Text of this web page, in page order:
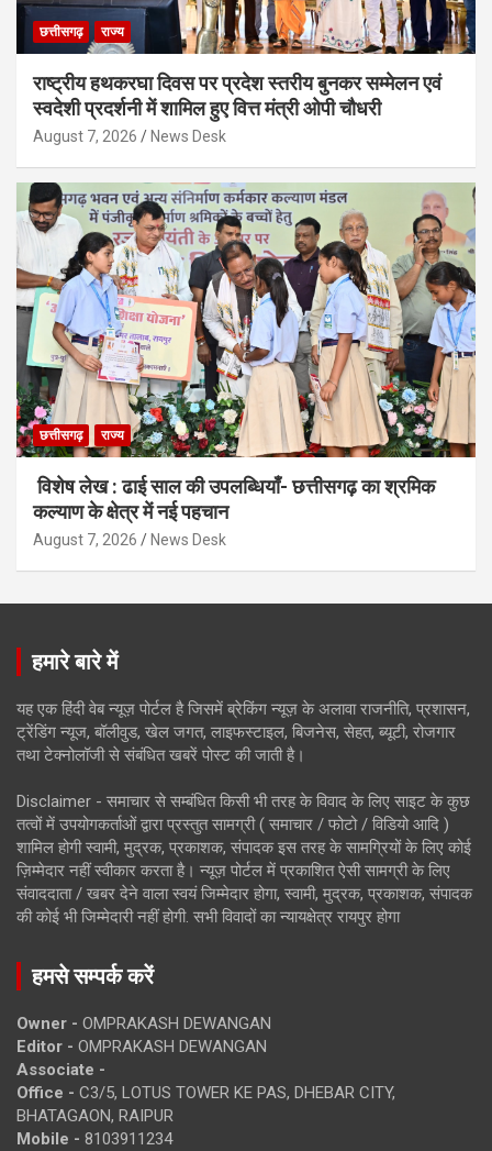
छत्तीसगढ़ राज्य
राष्ट्रीय हथकरघा दिवस पर प्रदेश स्तरीय बुनकर सम्मेलन एवं
स्वदेशी प्रदर्शनी में शामिल हुए वित्त मंत्री ओपी चौधरी
August 7, 2026 News Desk
छत्तीसगढ़ राज्य
विशेष लेख : ढाई साल की उपलब्धियाँ- छत्तीसगढ़ का श्रमिक
कल्याण के क्षेत्र में नई पहचान
August 7, 2026 News Desk
हमारे बारे में
यह एक हिंदी वेब न्यूज़ पोर्टल है जिसमें ब्रेकिंग न्यूज़ के अलावा राजनीति, प्रशासन,
ट्रेंडिंग न्यूज, बॉलीवुड, खेल जगत, लाइफस्टाइल, बिजनेस, सेहत, ब्यूटी, रोजगार
तथा टेक्नोलॉजी से संबंधित खबरें पोस्ट की जाती है।
Disclaimer - समाचार से सम्बंधित किसी भी तरह के विवाद के लिए साइट के कुछ
तत्वों में उपयोगकर्ताओं द्वारा प्रस्तुत सामग्री ( समाचार / फोटो / विडियो आदि )
शामिल होगी स्वामी, मुद्रक, प्रकाशक, संपादक इस तरह के सामग्रियों के लिए कोई
ज़िम्मेदार नहीं स्वीकार करता है। न्यूज़ पोर्टल में प्रकाशित ऐसी सामग्री के लिए
संवाददाता / खबर देने वाला स्वयं जिम्मेदार होगा, स्वामी, मुद्रक, प्रकाशक, संपादक
की कोई भी जिम्मेदारी नहीं होगी. सभी विवादों का न्यायक्षेत्र रायपुर होगा
हमसे सम्पर्क करें
Owner - OMPRAKASH DEWANGAN
Editor - OMPRAKASH DEWANGAN
Associate -
Office - C3/5, LOTUS TOWER KE PAS, DHEBAR CITY,
BHATAGAON, RAIPUR
Mobile - 8103911234